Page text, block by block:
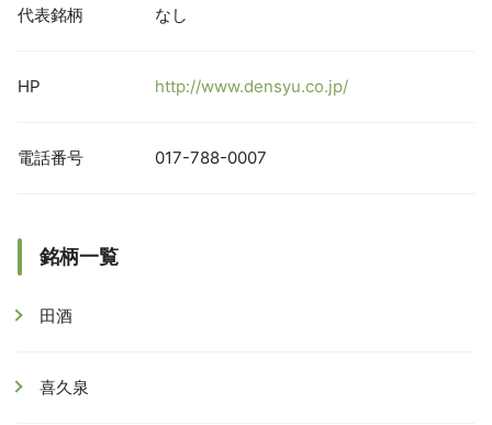
代表銘柄 なし
HP http://www.densyu.co.jp/
電話番号 017-788-0007
銘柄一覧
田酒
喜久泉